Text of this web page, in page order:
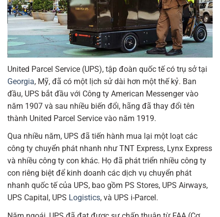
United Parcel Service (UPS), tập đoàn quốc tế có trụ sở tại
Georgia, Mỹ, đã có một lịch sử dài hơn một thế kỷ. Ban
đầu, UPS bắt đầu với Công ty American Messenger vào
năm 1907 và sau nhiều biến đổi, hãng đã thay đổi tên
thành United Parcel Service vào năm 1919.
Qua nhiều năm, UPS đã tiến hành mua lại một loạt các
công ty chuyển phát nhanh như TNT Express, Lynx Express
và nhiều công ty con khác. Họ đã phát triển nhiều công ty
con riêng biệt để kinh doanh các dịch vụ chuyển phát
nhanh quốc tế của UPS, bao gồm PS Stores, UPS Airways,
UPS Capital, UPS Logistics, và UPS i-Parcel.